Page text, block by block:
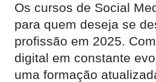
Os cursos de Social
para quem deseja se
profissão em 2025.
digital em constante
uma formação